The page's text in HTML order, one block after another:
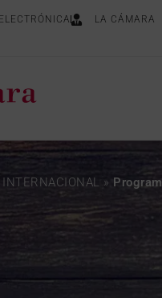
LA CÁMARA
INTERNACIONAL »